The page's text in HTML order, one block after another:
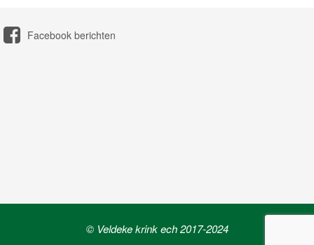
Facebook berichten
© Veldeke krink ech 2017-2024